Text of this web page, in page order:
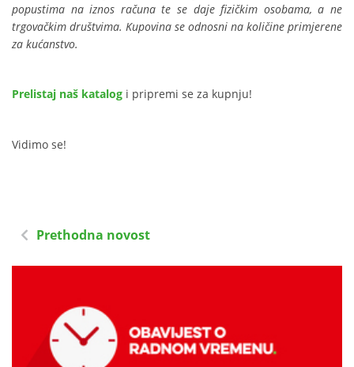
popustima na iznos računa te se daje fizičkim osobama, a ne
trgovačkim društvima. Kupovina se odnosni na količine primjerene
za kućanstvo.
Prelistaj naš katalog i pripremi se za kupnju!
Vidimo se!
Prethodna novost